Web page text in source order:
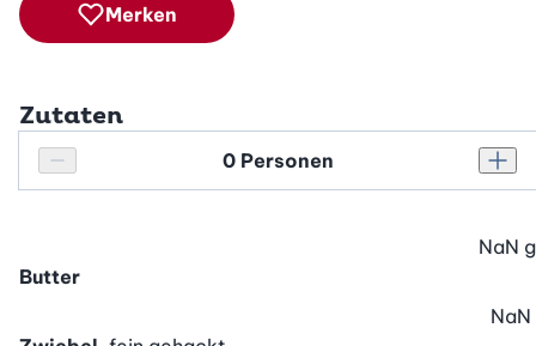
Merken
Zutaten
Personenanzahl verringern
Personenanzahl
Butter
NaN g
NaN